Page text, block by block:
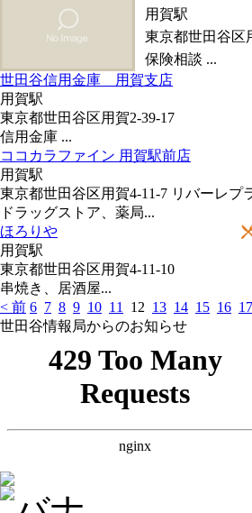
用賀駅
東京都世田谷区
保険相談 ...
世田谷信用金庫 用賀支店
用賀駅
東京都世田谷区用賀2-39-17
信用金庫 ...
ココカラファイン 用賀駅前店
用賀駅
東京都世田谷区用賀4-11-7 リバーレプ
ドラッグストア、薬局...
ほろりや
用賀駅
東京都世田谷区用賀4-11-10
串焼き、居酒屋...
< 前 6 7 8 9 10 11 12 13 14 15 16 17
世田谷情報局からのお知らせ